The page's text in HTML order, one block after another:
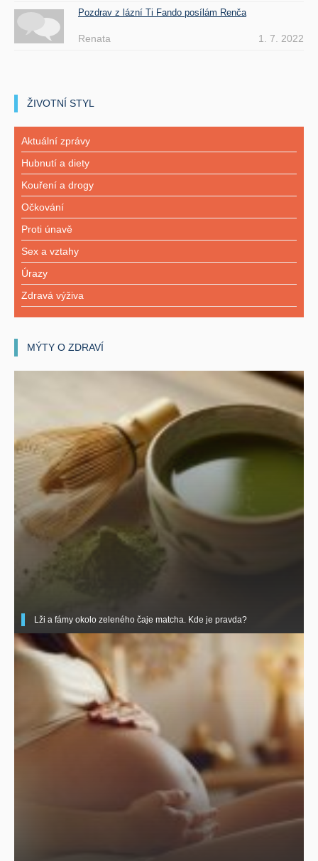
Pozdrav z lázní Ti Fando posílám Renča
Renata 1. 7. 2022
ŽIVOTNÍ STYL
Aktuální zprávy
Hubnutí a diety
Kouření a drogy
Očkování
Proti únavě
Sex a vztahy
Úrazy
Zdravá výživa
MÝTY O ZDRAVÍ
Lži a fámy okolo zeleného čaje matcha. Kde je pravda?